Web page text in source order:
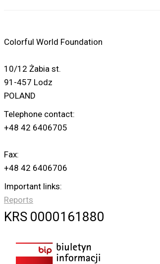
Colorful World Foundation
10/12 Żabia st.
91-457 Lodz
POLAND
Telephone contact:
+48 42 6406705
Fax:
+48 42 6406706
Important links:
Reports
KRS 0000161880